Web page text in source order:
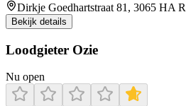
Dirkje Goedhartstraat 81, 3065 HA
Bekijk details
Loodgieter Ozie
Nu open